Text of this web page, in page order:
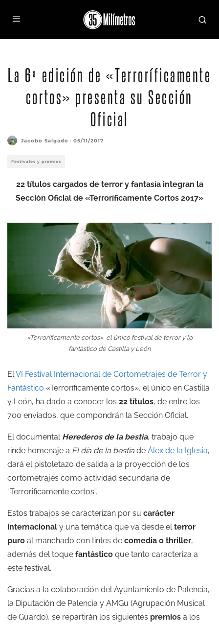
La 6ª edición de «Terroríficamente
cortos» presenta su Sección
Oficial
Jacobo Salgado · 05/11/2017
Festivales y premios
22 títulos cargados de terror y fantasía integran la
Sección Oficial de «Terroríficamente Cortos 2017»
«Terroríficamente cortos», el único festival de terror y lo
fantástico de Castilla y León
El VI Festival Internacional de Cortometrajes de Terror y
Fantástico «Terroríficamente cortos», el único en Castilla
y León, ha dado a conocer los 22 títulos, de entre los
700 enviados, que compondrán la Sección Oficial.
El documental Herederos de la bestia, trabajo que
rinde homenaje a El día de la bestia de Álex de la Iglesia,
dará el pistoletazo de salida a la proyección de los
cortometrajes como actividad secundaria de
“Terrorificamente cortos”.
Estos trabajos se caracterizan por su carácter
internacional y una temática que va desde el terror
puro al manchado con tintes de comedia o thriller,
además del toque fantástico que tanto caracteriza a
este festival.
Gracias a la colaboración del Ayuntamiento de Palencia,
la Diputación de Palencia y AMGu (Agrupación Musical
de Guardo), se repartirán los siguientes premios a los